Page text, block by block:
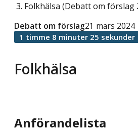
Folkhälsa (Debatt om förslag
Folkhälsa
Debatt om förslag21 mars 2024
1 timme 8 minuter 25 sekunder
Anförandelista